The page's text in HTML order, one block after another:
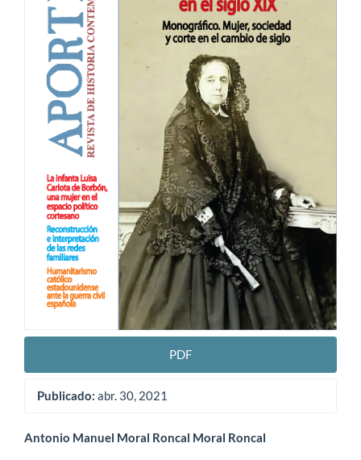
PDF
Publicado: abr. 30, 2021
Contenido
Antonio Manuel Moral Roncal Moral Roncal